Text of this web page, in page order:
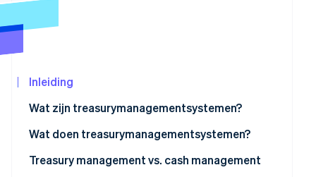
Online identiteitsverificatie
Stripe Sessions 2026
Inleiding
Wat zijn treasurymanagementsystemen?
Wat doen treasurymanagementsystemen?
Treasury management vs. cash management